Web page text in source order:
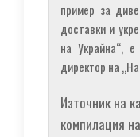
пример за
доставки и
на Украйна“, е
директор на
Източник на
компилация